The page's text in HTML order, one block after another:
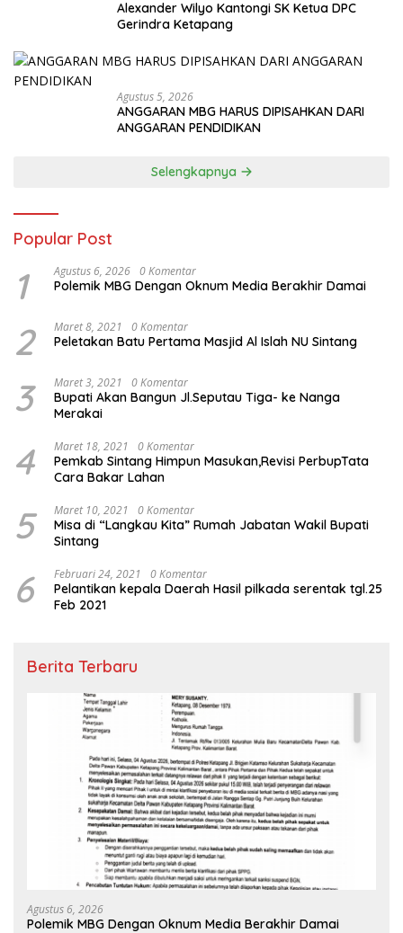
Alexander Wilyo Kantongi SK Ketua DPC
Gerindra Ketapang
Agustus 5, 2026
ANGGARAN MBG HARUS DIPISAHKAN DARI
ANGGARAN PENDIDIKAN
Selengkapnya
Popular Post
1 Agustus 6, 2026 0 Komentar
Polemik MBG Dengan Oknum Media Berakhir Damai
2 Maret 8, 2021 0 Komentar
Peletakan Batu Pertama Masjid Al Islah NU Sintang
3 Maret 3, 2021 0 Komentar
Bupati Akan Bangun Jl.Seputau Tiga- ke Nanga
Merakai
4 Maret 18, 2021 0 Komentar
Pemkab Sintang Himpun Masukan,Revisi PerbupTata
Cara Bakar Lahan
5 Maret 10, 2021 0 Komentar
Misa di “Langkau Kita” Rumah Jabatan Wakil Bupati
Sintang
6 Februari 24, 2021 0 Komentar
Pelantikan kepala Daerah Hasil pilkada serentak tgl.25
Feb 2021
Berita Terbaru
Agustus 6, 2026
Polemik MBG Dengan Oknum Media Berakhir Damai